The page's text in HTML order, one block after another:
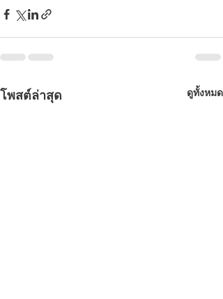
โพสต์ล่าสุด ดูทั้งหมด